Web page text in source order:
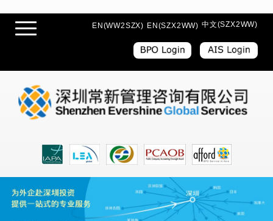
EN(WW2SZX) EN(SZX2WW) 中文(SZX2WW)